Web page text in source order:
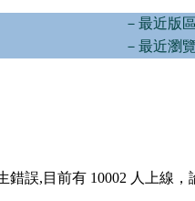
－最近版
－最近瀏
錯誤,目前有 10002 人上線